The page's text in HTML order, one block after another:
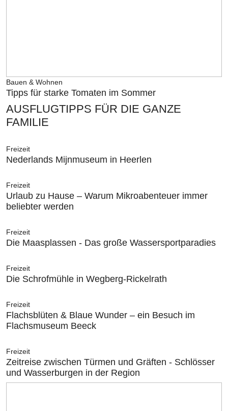
Bauen & Wohnen
Tipps für starke Tomaten im Sommer
AUSFLUGTIPPS FÜR DIE GANZE
FAMILIE
Freizeit
Nederlands Mijnmuseum in Heerlen
Freizeit
Urlaub zu Hause – Warum Mikroabenteuer immer
beliebter werden
Freizeit
Die Maasplassen - Das große Wassersportparadies
Freizeit
Die Schrofmühle in Wegberg-Rickelrath
Freizeit
Flachsblüten & Blaue Wunder – ein Besuch im
Flachsmuseum Beeck
Freizeit
Zeitreise zwischen Türmen und Gräften - Schlösser
und Wasserburgen in der Region